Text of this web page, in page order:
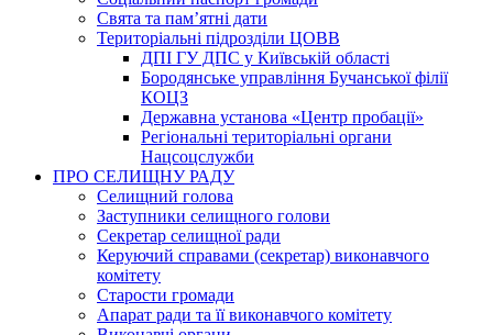
Свята та пам’ятні дати
Територіальні підрозділи ЦОВВ
ДПІ ГУ ДПС у Київській області
Бородянське управління Бучанської філії
КОЦЗ
Державна установа «Центр пробації»
Регіональні територіальні органи
Нацсоцслужби
ПРО СЕЛИЩНУ РАДУ
Селищний голова
Заступники селищного голови
Секретар селищної ради
Керуючий справами (секретар) виконавчого
комітету
Старости громади
Апарат ради та її виконавчого комітету